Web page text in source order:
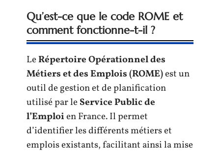
Qu’est-ce que le code ROME et
comment fonctionne-t-il ?
LeRépertoire Opérationnel des
Métiers et des Emplois (ROME)est un
outil de gestion et de planification
utilisé par leService Public de
l’Emploien France. Il permet
d’identifier les différents métiers et
emplois existants, facilitant ainsi la mise